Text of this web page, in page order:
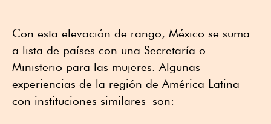
Con esta elevación de rango, México se suma
a lista de países con una Secretaría o
Ministerio para las mujeres. Algunas
experiencias de la región de América Latina
con instituciones similares son: